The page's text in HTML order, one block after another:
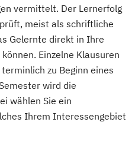
vermittelt. Der Lernerfolg
meist als schriftliche
Gelernte direkt in Ihre
Einzelne Klausuren
zu Beginn eines
wird die
wählen Sie ein
Ihrem Interessengebiet